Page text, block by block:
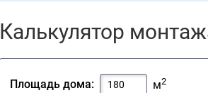
Калькулятор
Площадь дома: м2